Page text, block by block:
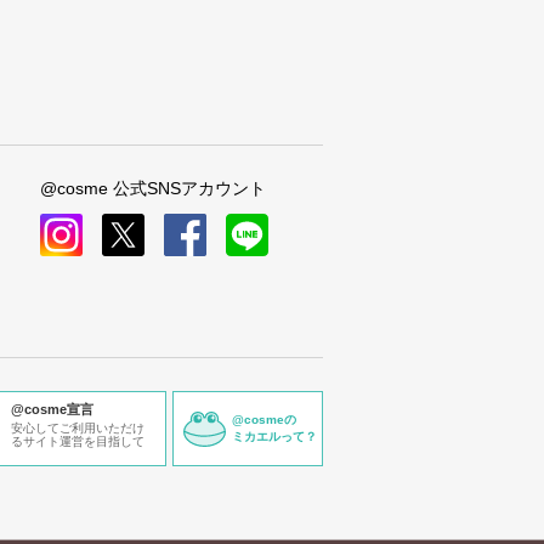
@cosme 公式SNSアカウント
@cosme宣言
安心してご利用いただけ
るサイト運営を目指して
@cosmeの
ミカエルって？